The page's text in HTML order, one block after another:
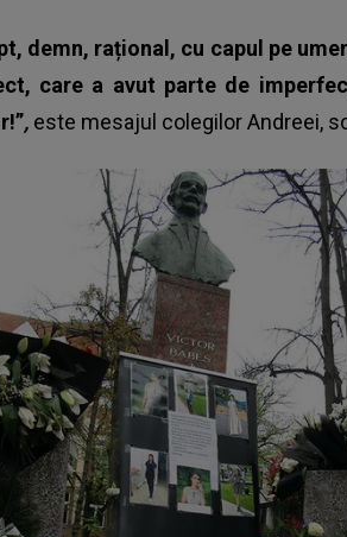
demn, rațional, cu capul pe
care a avut parte de
, este mesajul colegilor Andreei,